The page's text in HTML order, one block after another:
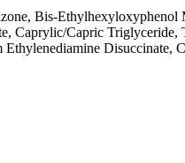
Bis-
Capric